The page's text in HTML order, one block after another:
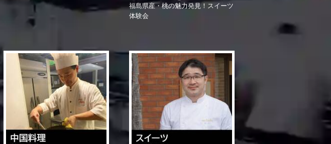
福島県産・桃の魅力発見！スイーツ
体験会